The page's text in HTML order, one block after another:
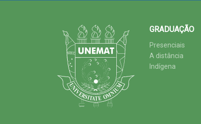
GRADUAÇÃO
Presenciais
A distância
Indígena